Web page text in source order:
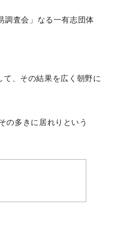
調査会」なる一有志団体
、その結果を広く朝野に
の多きに居れりという